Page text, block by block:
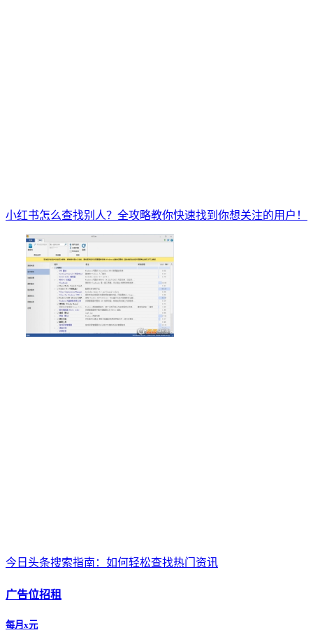
小红书怎么查找别人？全攻略教你快速找到你想关注的用户！
今日头条搜索指南：如何轻松查找热门资讯
广告位招租
每月x元